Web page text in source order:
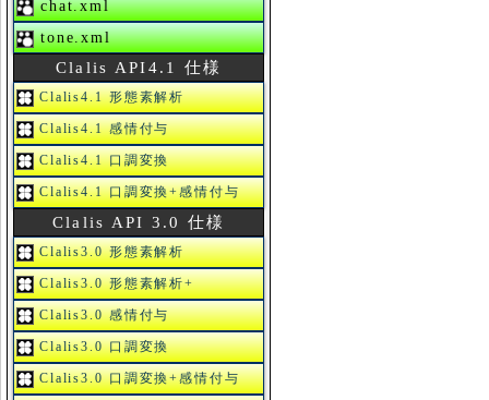
chat.xml
tone.xml
Clalis API4.1 仕様
Clalis4.1 形態素解析
Clalis4.1 感情付与
Clalis4.1 口調変換
Clalis4.1 口調変換+感情付与
Clalis API 3.0 仕様
Clalis3.0 形態素解析
Clalis3.0 形態素解析+
Clalis3.0 感情付与
Clalis3.0 口調変換
Clalis3.0 口調変換+感情付与